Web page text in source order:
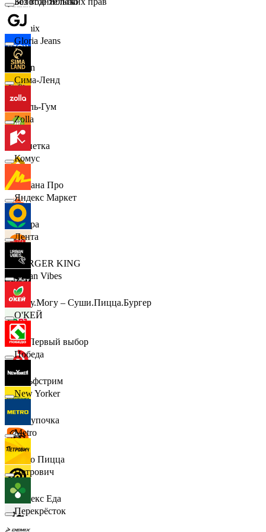
Demix
Ozon
Бубль-Гум
Монетка
Лемана Про
7 утра
BURGER KING
Хочу.Могу – Суши.Пицца.Бургер
B1 Первый выбор
Гольфстрим
Покупочка
Додо Пицца
Яндекс Еда
Gloria Jeans
Сима-Ленд
Zolla
Комус
Яндекс Маркет
Лента
Urban Vibes
О'КЕЙ
Победа
New Yorker
Metro
Петрович
Перекрёсток